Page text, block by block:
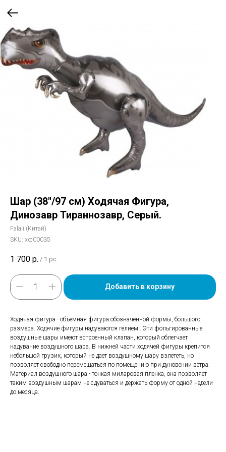
Шар (38''/97 см) Ходячая Фигура,
Динозавр Тираннозавр, Серый.
Falali (Китай)
SKU: хф00035
1 700 р. / 1 pc
Добавить в корзину
Ходячая фигура - объемная фигура обозначенной формы, большого
размера. Ходячие фигуры надуваются гелием . Эти фольгированные
воздушные шары имеют встроенный клапан, который облегчает
надувание воздушного шара. В нижней части ходячей фигуры крепится
небольшой грузик, который не дает воздушному шару взлететь, но
позволяет свободно перемещаться по помещению при дуновении ветра.
Материал воздушного шара - тонкая миларовая пленка, она позволяет
таким воздушным шарам не сдуваться и держать форму от одной недели
до месяца.